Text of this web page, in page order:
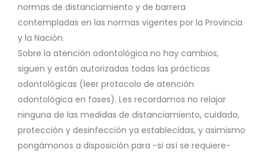
normas de distanciamiento y de barrera
contempladas en las normas vigentes por la Provincia
y la Nación.
Sobre la atención odontológica no hay cambios,
siguen y están autorizadas todas las prácticas
odontológicas (leer protocolo de atención
odontológica en fases). Les recordamos no relajar
ninguna de las medidas de distanciamiento, cuidado,
protección y desinfección ya establecidas, y asimismo
pongámonos a disposición para -si así se requiere-